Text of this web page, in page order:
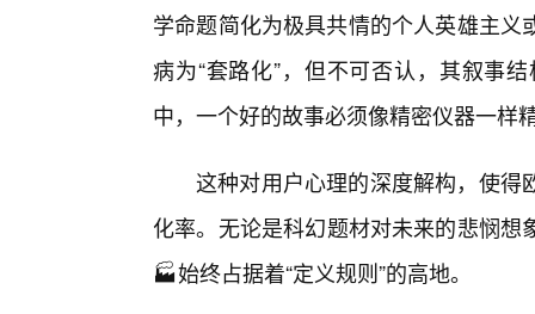
学命题简化为极具共情的个人英雄主
病为“套路化”，但不可否认，其叙事
中，一个好的故事必须像精密仪器一样
这种对用户心理的深度解构，使得
化率。无论是科幻题材对未来的悲悯
🏭始终占据着“定义规则”的高地。